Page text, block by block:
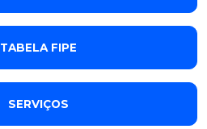
TABELA FIPE
SERVIÇOS